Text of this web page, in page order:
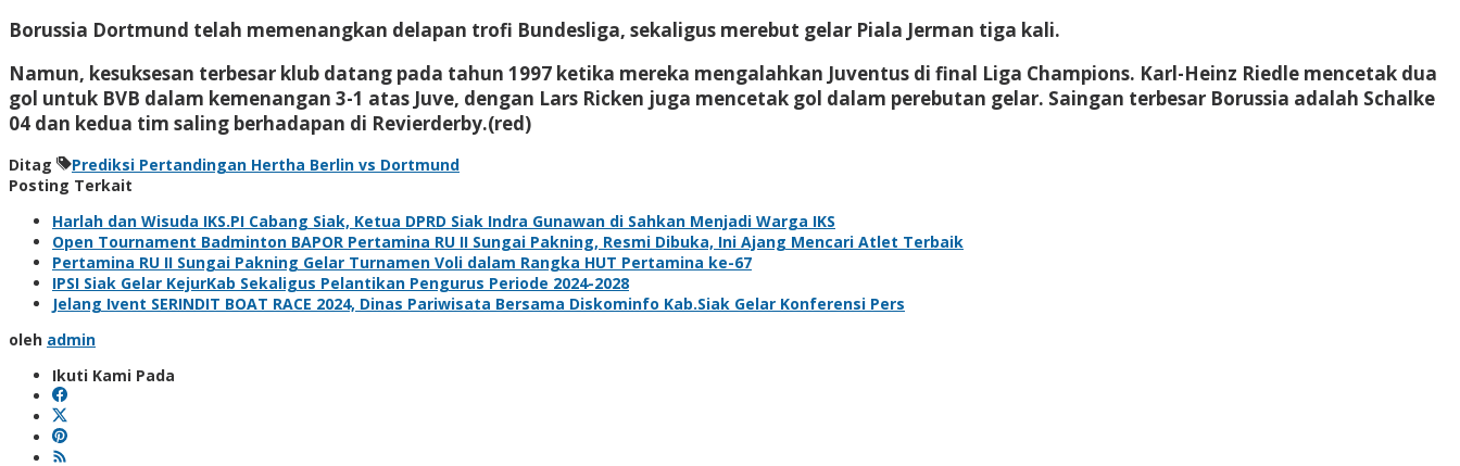
Borussia Dortmund telah memenangkan delapan trofi Bundesliga, sekaligus merebut gelar Piala Jerman tiga kali.
Namun, kesuksesan terbesar klub datang pada tahun 1997 ketika mereka mengalahkan Juventus di final Liga Champions. Karl-Heinz Riedle mencetak dua
gol untuk BVB dalam kemenangan 3-1 atas Juve, dengan Lars Ricken juga mencetak gol dalam perebutan gelar. Saingan terbesar Borussia adalah Schalke
04 dan kedua tim saling berhadapan di Revierderby.(red)
Ditag
Prediksi Pertandingan Hertha Berlin vs Dortmund
Posting Terkait
Harlah dan Wisuda IKS.PI Cabang Siak, Ketua DPRD Siak Indra Gunawan di Sahkan Menjadi Warga IKS
Open Tournament Badminton BAPOR Pertamina RU II Sungai Pakning, Resmi Dibuka, Ini Ajang Mencari Atlet Terbaik
Pertamina RU II Sungai Pakning Gelar Turnamen Voli dalam Rangka HUT Pertamina ke-67
IPSI Siak Gelar KejurKab Sekaligus Pelantikan Pengurus Periode 2024-2028
Jelang Ivent SERINDIT BOAT RACE 2024, Dinas Pariwisata Bersama Diskominfo Kab.Siak Gelar Konferensi Pers
oleh admin
Ikuti Kami Pada